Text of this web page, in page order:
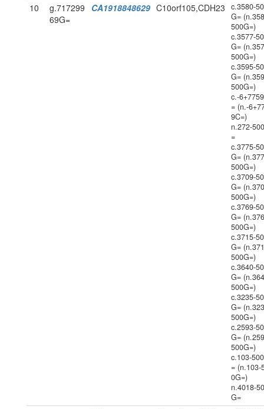
10
g.717299
69G=
CA1918848629 C10orf105,CDH23
c.3580-
G=
500G=)
c.3577-
G=
500G=)
c.3595-
G=
500G=)
c.-
= (n.-
9C=)
n.272-
=
c.3775-
G=
500G=)
c.3709-
G=
500G=)
c.3769-
G=
500G=)
c.3715-
G=
500G=)
c.3640-
G=
500G=)
c.3235-
G=
500G=)
c.2593-
G=
500G=)
c.103-
= (n.103-
0G=)
n.4018-
G=